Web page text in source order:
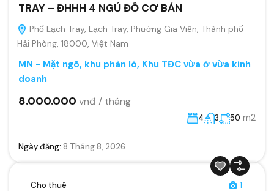
TRAY – ĐHHH 4 NGỦ ĐỒ CƠ BẢN
Phố Lạch Tray, Lạch Tray, Phường Gia Viên, Thành phố
Hải Phòng, 18000, Việt Nam
MN - Mặt ngõ, khu phân lô, Khu TĐC vừa ở vừa kinh
doanh
8.000.000 vnđ / tháng
4 3 50 m2
Ngày đăng: 8 Tháng 8, 2026
Cho thuê 1